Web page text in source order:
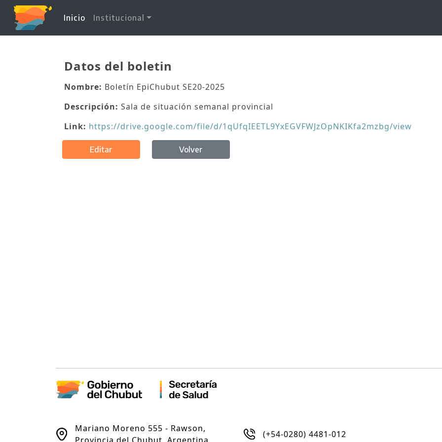
Inicio (current)
Institucional
Datos del boletin
Nombre: Boletín EpiChubut SE20-2025
Descripción: Sala de situación semanal provincial
Link: https://drive.google.com/file/d/1qUfqIEETL9YxEGVFWJzOpNKIKfa2mzbg/view
Editar Volver
Mariano Moreno 555 - Rawson,
(+54-0280) 4481-012